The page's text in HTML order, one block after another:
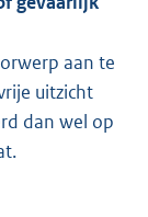
aan te
uitzicht
dan wel op